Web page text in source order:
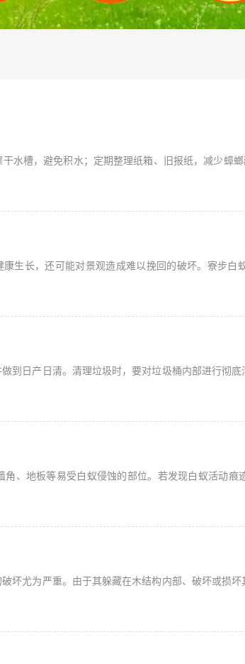
水槽，避免积水；定期整理纸箱、旧报纸，减少蟑
生长，还可能对景观造成难以挽回的破坏。寮步
到日产日清。清理垃圾时，要对垃圾桶内部进行彻
、地板等易受白蚁侵蚀的部位。若发现白蚁活动
坏尤为严重。由于其躲藏在木结构内部、破坏或损